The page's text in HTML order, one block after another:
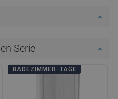
Serie
BADEZIMMER-TAGE